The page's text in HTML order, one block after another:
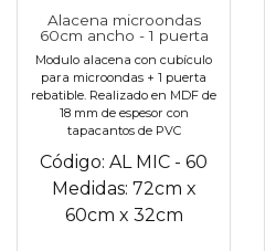
Alacena microondas
60cm ancho - 1 puerta
Modulo alacena con cubículo
para microondas + 1 puerta
rebatible. Realizado en MDF de
18 mm de espesor con
tapacantos de PVC
Código: AL MIC - 60
Medidas: 72cm x
60cm x 32cm